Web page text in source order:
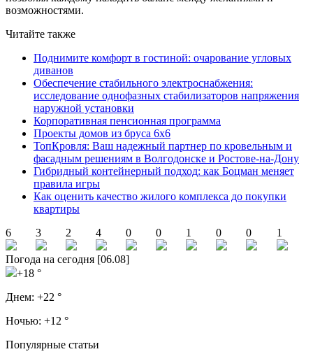
возможностями.
Читайте также
Поднимите комфорт в гостиной: очарование угловых
диванов
Обеспечение стабильного электроснабжения:
исследование однофазных стабилизаторов напряжения
наружной установки
Корпоративная пенсионная программа
Проекты домов из бруса 6х6
ТопКровля: Ваш надежный партнер по кровельным и
фасадным решениям в Волгодонске и Ростове-на-Дону
Гибридный контейнерный подход: как Боцман меняет
правила игры
Как оценить качество жилого комплекса до покупки
квартиры
6
3 2 4 0 0 1 0 0 1
Погода на сегодня [06.08]
+18 °
Днем: +22 °
Ночью: +12 °
Популярные статьи